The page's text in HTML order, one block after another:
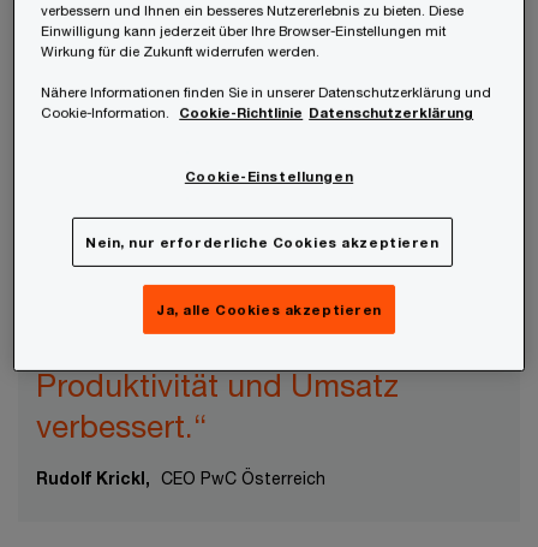
berichten (aus Investor:innen Sicht erfüllen dies
„Investor:innen erwarten klare
Kennzahlen, eine glaubwürdige
Governance und Nachweise,
dass KI nachhaltig Kosten,
Produktivität und Umsatz
verbessert.“
Rudolf Krickl, CEO PwC Österreich
verbessern und Ihnen ein besseres Nutzererlebnis zu bieten. Diese
Einwilligung kann jederzeit über Ihre Browser-Einstellungen mit
Wirkung für die Zukunft widerrufen werden.
Nähere Informationen finden Sie in unserer Datenschutzerklärung und
Cookie-Information.
Cookie-Richtlinie Datenschutzerklärung
Cookie-Einstellungen
Nein, nur erforderliche Cookies akzeptieren
Ja, alle Cookies akzeptieren